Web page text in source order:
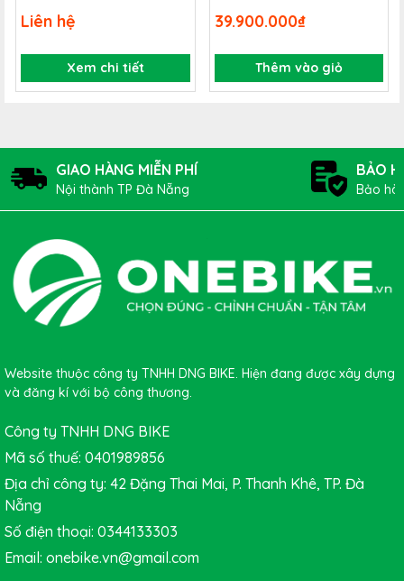
Mẫu xe này được trang bị bộ truyền động Shimanonổi
tiếng đến từ Nhật Bản. Trong đó, bộ đề bao gồm củ đề
trước sauShimanokết hợp cùng đùi đĩaForged alloy,
30/46Tcho xe vận hành trơn tru, mượt mà, đáp ứng mọi
địa hình với các tốc độ khác nhau.
Kích thước khungXe đạp Touring GIANT ESCAPE RX 2
Chiều cao trung bình
Liên hệ
Xem chi tiết
39.900.000₫
Thêm vào giỏ
GIAO HÀNG MIỄN PHÍ
Nội thành TP Đà Nẵng
BẢO
Bảo
Website thuộc công ty TNHH DNG BIKE. Hiện đang được xây dựng
và đăng kí với bộ công thương.
Công ty TNHH DNG BIKE
Mã số thuế: 0401989856
Địa chỉ công ty: 42 Đặng Thai Mai, P. Thanh Khê, TP. Đà
Nẵng
Số điện thoại: 0344133303
Email: onebike.vn@gmail.com